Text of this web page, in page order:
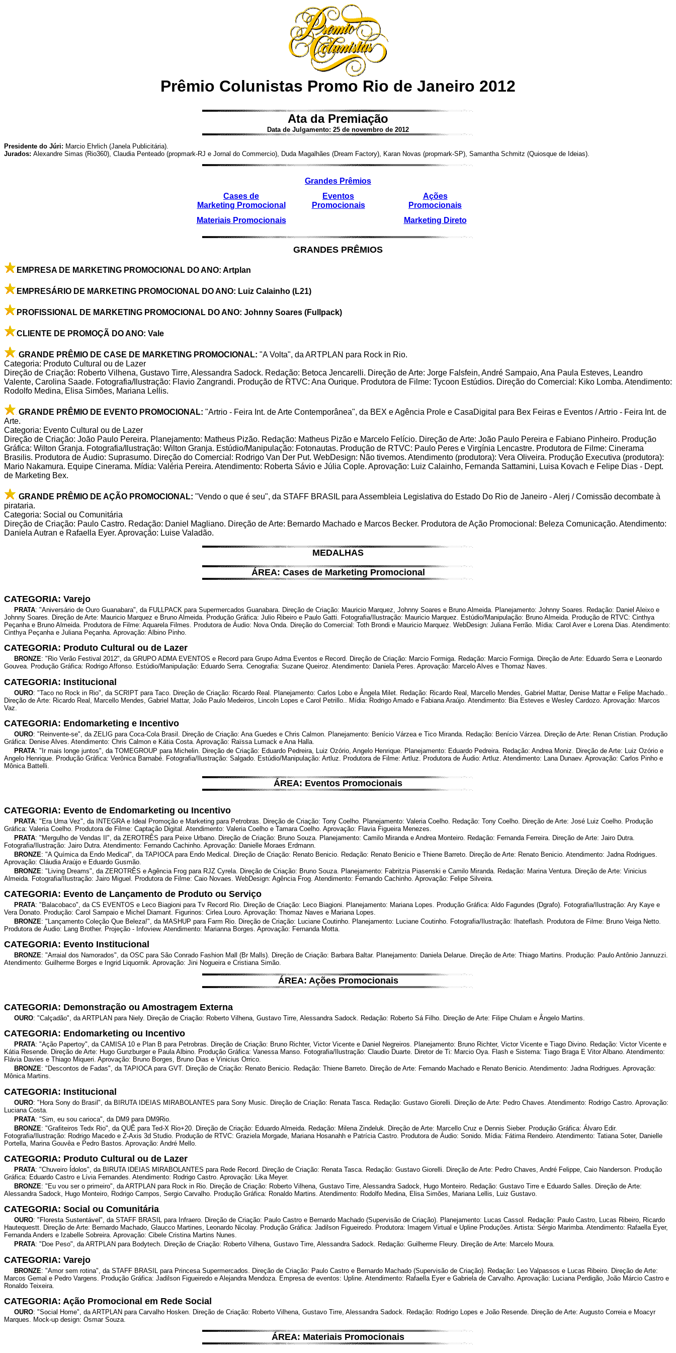
Prêmio Colunistas Promo Rio de Janeiro 2012
Ata da Premiação
Data de Julgamento: 25 de novembro de 2012
Presidente do Júri: Marcio Ehrlich (Janela Publicitária).
Jurados: Alexandre Simas (Rio360), Claudia Penteado (propmark-RJ e Jornal do Commercio), Duda Magalhães (Dream Factory), Karan Novas (propmark-SP), Samantha Schmitz (Quiosque de Ideias).
Grandes Prêmios
Cases de
Marketing Promocional
Eventos
Promocionais
Ações
Promocionais
Materiais Promocionais
Marketing Direto
GRANDES PRÊMIOS
EMPRESA DE MARKETING PROMOCIONAL DO ANO: Artplan
EMPRESÁRIO DE MARKETING PROMOCIONAL DO ANO: Luiz Calainho (L21)
PROFISSIONAL DE MARKETING PROMOCIONAL DO ANO: Johnny Soares (Fullpack)
CLIENTE DE PROMOÇÃ DO ANO: Vale
GRANDE PRÊMIO DE CASE DE MARKETING PROMOCIONAL: "A Volta", da ARTPLAN para Rock in Rio.
Categoria: Produto Cultural ou de Lazer
Direção de Criação: Roberto Vilhena, Gustavo Tirre, Alessandra Sadock. Redação: Betoca Jencarelli. Direção de Arte: Jorge Falsfein, André Sampaio, Ana Paula Esteves, Leandro
Valente, Carolina Saade. Fotografia/Ilustração: Flavio Zangrandi. Produção de RTVC: Ana Ourique. Produtora de Filme: Tycoon Estúdios. Direção do Comercial: Kiko Lomba. Atendimento:
Rodolfo Medina, Elisa Simões, Mariana Lellis.
GRANDE PRÊMIO DE EVENTO PROMOCIONAL: "Artrio - Feira Int. de Arte Contemporânea", da BEX e Agência Prole e CasaDigital para Bex Feiras e Eventos / Artrio - Feira Int. de
Arte.
Categoria: Evento Cultural ou de Lazer
Direção de Criação: João Paulo Pereira. Planejamento: Matheus Pizão. Redação: Matheus Pizão e Marcelo Felício. Direção de Arte: João Paulo Pereira e Fabiano Pinheiro. Produção
Gráfica: Wilton Granja. Fotografia/Ilustração: Wilton Granja. Estúdio/Manipulação: Fotonautas. Produção de RTVC: Paulo Peres e Virgínia Lencastre. Produtora de Filme: Cinerama
Brasilis. Produtora de Áudio: Suprasumo. Direção do Comercial: Rodrigo Van Der Put. WebDesign: Não tivemos. Atendimento (produtora): Vera Oliveira. Produção Executiva (produtora):
Mario Nakamura. Equipe Cinerama. Mídia: Valéria Pereira. Atendimento: Roberta Sávio e Júlia Cople. Aprovação: Luiz Calainho, Fernanda Sattamini, Luisa Kovach e Felipe Dias - Dept.
de Marketing Bex.
GRANDE PRÊMIO DE AÇÃO PROMOCIONAL: "Vendo o que é seu", da STAFF BRASIL para Assembleia Legislativa do Estado Do Rio de Janeiro - Alerj / Comissão decombate à
pirataria.
Categoria: Social ou Comunitária
Direção de Criação: Paulo Castro. Redação: Daniel Magliano. Direção de Arte: Bernardo Machado e Marcos Becker. Produtora de Ação Promocional: Beleza Comunicação. Atendimento:
Daniela Autran e Rafaella Eyer. Aprovação: Luise Valadão.
MEDALHAS
ÁREA: Cases de Marketing Promocional
CATEGORIA: Varejo
PRATA: "Aniversário de Ouro Guanabara", da FULLPACK para Supermercados Guanabara. Direção de Criação: Mauricio Marquez, Johnny Soares e Bruno Almeida. Planejamento: Johnny Soares. Redação: Daniel Aleixo e
Johnny Soares. Direção de Arte: Mauricio Marquez e Bruno Almeida. Produção Gráfica: Julio Ribeiro e Paulo Gatti. Fotografia/Ilustração: Mauricio Marquez. Estúdio/Manipulação: Bruno Almeida. Produção de RTVC: Cinthya
Peçanha e Bruno Almeida. Produtora de Filme: Aquarela Filmes. Produtora de Áudio: Nova Onda. Direção do Comercial: Toth Brondi e Mauricio Marquez. WebDesign: Juliana Ferrão. Mídia: Carol Aver e Lorena Dias. Atendimento:
Cinthya Peçanha e Juliana Peçanha. Aprovação: Albino Pinho.
CATEGORIA: Produto Cultural ou de Lazer
BRONZE: "Rio Verão Festival 2012", da GRUPO ADMA EVENTOS e Record para Grupo Adma Eventos e Record. Direção de Criação: Marcio Formiga. Redação: Marcio Formiga. Direção de Arte: Eduardo Serra e Leonardo
Gouvea. Produção Gráfica: Rodrigo Affonso. Estúdio/Manipulação: Eduardo Serra. Cenografia: Suzane Queiroz. Atendimento: Daniela Peres. Aprovação: Marcelo Alves e Thomaz Naves.
CATEGORIA: Institucional
OURO: "Taco no Rock in Rio", da SCRIPT para Taco. Direção de Criação: Ricardo Real. Planejamento: Carlos Lobo e Ângela Milet. Redação: Ricardo Real, Marcello Mendes, Gabriel Mattar, Denise Mattar e Felipe Machado..
Direção de Arte: Ricardo Real, Marcello Mendes, Gabriel Mattar, João Paulo Medeiros, Lincoln Lopes e Carol Petrillo.. Mídia: Rodrigo Amado e Fabiana Araújo. Atendimento: Bia Esteves e Wesley Cardozo. Aprovação: Marcos
Vaz.
CATEGORIA: Endomarketing e Incentivo
OURO: "Reinvente-se", da ZELIG para Coca-Cola Brasil. Direção de Criação: Ana Guedes e Chris Calmon. Planejamento: Benício Várzea e Tico Miranda. Redação: Benício Várzea. Direção de Arte: Renan Cristian. Produção
Gráfica: Denise Alves. Atendimento: Chris Calmon e Kátia Costa. Aprovação: Raïssa Lumack e Ana Halla.
PRATA: "Ir mais longe juntos", da TOMEGROUP para Michelin. Direção de Criação: Eduardo Pedreira, Luiz Ozório, Angelo Henrique. Planejamento: Eduardo Pedreira. Redação: Andrea Moniz. Direção de Arte: Luiz Ozório e
Angelo Henrique. Produção Gráfica: Verônica Barnabé. Fotografia/Ilustração: Salgado. Estúdio/Manipulação: Artluz. Produtora de Filme: Artluz. Produtora de Áudio: Artluz. Atendimento: Lana Dunaev. Aprovação: Carlos Pinho e
Mônica Battelli.
ÁREA: Eventos Promocionais
CATEGORIA: Evento de Endomarketing ou Incentivo
PRATA: "Era Uma Vez", da INTEGRA e Ideal Promoção e Marketing para Petrobras. Direção de Criação: Tony Coelho. Planejamento: Valeria Coelho. Redação: Tony Coelho. Direção de Arte: José Luiz Coelho. Produção
Gráfica: Valeria Coelho. Produtora de Filme: Captação Digital. Atendimento: Valeria Coelho e Tamara Coelho. Aprovação: Flavia Figueira Menezes.
PRATA: "Mergulho de Vendas II", da ZEROTRÊS para Peixe Urbano. Direção de Criação: Bruno Souza. Planejamento: Camilo Miranda e Andrea Monteiro. Redação: Fernanda Ferreira. Direção de Arte: Jairo Dutra.
Fotografia/Ilustração: Jairo Dutra. Atendimento: Fernando Cachinho. Aprovação: Danielle Moraes Erdmann.
BRONZE: "A Química da Endo Medical", da TAPIOCA para Endo Medical. Direção de Criação: Renato Benicio. Redação: Renato Benicio e Thiene Barreto. Direção de Arte: Renato Benicio. Atendimento: Jadna Rodrigues.
Aprovação: Cláudia Araújo e Eduardo Gusmão.
BRONZE: "Living Dreams", da ZEROTRÊS e Agência Frog para RJZ Cyrela. Direção de Criação: Bruno Souza. Planejamento: Fabritzia Piasenski e Camilo Miranda. Redação: Marina Ventura. Direção de Arte: Vinicius
Almeida. Fotografia/Ilustração: Jairo Miguel. Produtora de Filme: Caio Novaes. WebDesign: Agência Frog. Atendimento: Fernando Cachinho. Aprovação: Felipe Silveira.
CATEGORIA: Evento de Lançamento de Produto ou Serviço
PRATA: "Balacobaco", da CS EVENTOS e Leco Biagioni para Tv Record Rio. Direção de Criação: Leco Biagioni. Planejamento: Mariana Lopes. Produção Gráfica: Aldo Fagundes (Dgrafo). Fotografia/Ilustração: Ary Kaye e
Vera Donato. Produção: Carol Sampaio e Michel Diamant. Figurinos: Cirlea Louro. Aprovação: Thomaz Naves e Mariana Lopes.
BRONZE: "Lançamento Coleção Que Beleza!", da MASHUP para Farm Rio. Direção de Criação: Luciane Coutinho. Planejamento: Luciane Coutinho. Fotografia/Ilustração: Ihateflash. Produtora de Filme: Bruno Veiga Netto.
Produtora de Áudio: Lang Brother. Projeção - Infoview. Atendimento: Marianna Borges. Aprovação: Fernanda Motta.
CATEGORIA: Evento Institucional
BRONZE: "Arraial dos Namorados", da OSC para São Conrado Fashion Mall (Br Malls). Direção de Criação: Barbara Baltar. Planejamento: Daniela Delarue. Direção de Arte: Thiago Martins. Produção: Paulo Antônio Jannuzzi.
Atendimento: Guilherme Borges e Ingrid Liquornik. Aprovação: Jini Nogueira e Cristiana Simão.
ÁREA: Ações Promocionais
CATEGORIA: Demonstração ou Amostragem Externa
OURO: "Calçadão", da ARTPLAN para Niely. Direção de Criação: Roberto Vilhena, Gustavo Tirre, Alessandra Sadock. Redação: Roberto Sá Filho. Direção de Arte: Filipe Chulam e Ângelo Martins.
CATEGORIA: Endomarketing ou Incentivo
PRATA: "Ação Papertoy", da CAMISA 10 e Plan B para Petrobras. Direção de Criação: Bruno Richter, Victor Vicente e Daniel Negreiros. Planejamento: Bruno Richter, Victor Vicente e Tiago Divino. Redação: Victor Vicente e
Kátia Resende. Direção de Arte: Hugo Gunzburger e Paula Albino. Produção Gráfica: Vanessa Manso. Fotografia/Ilustração: Claudio Duarte. Diretor de Ti: Marcio Oya. Flash e Sistema: Tiago Braga E Vitor Albano. Atendimento:
Flávia Davies e Thiago Miqueri. Aprovação: Bruno Borges, Bruno Dias e Vinicius Orrico.
BRONZE: "Descontos de Fadas", da TAPIOCA para GVT. Direção de Criação: Renato Benicio. Redação: Thiene Barreto. Direção de Arte: Fernando Machado e Renato Benicio. Atendimento: Jadna Rodrigues. Aprovação:
Mônica Martins.
CATEGORIA: Institucional
OURO: "Hora Sony do Brasil", da BIRUTA IDEIAS MIRABOLANTES para Sony Music. Direção de Criação: Renata Tasca. Redação: Gustavo Giorelli. Direção de Arte: Pedro Chaves. Atendimento: Rodrigo Castro. Aprovação:
Luciana Costa.
PRATA: "Sim, eu sou carioca", da DM9 para DM9Rio.
BRONZE: "Grafiteiros Tedx Rio", da QUÊ para Ted-X Rio+20. Direção de Criação: Eduardo Almeida. Redação: Milena Zindeluk. Direção de Arte: Marcello Cruz e Dennis Sieber. Produção Gráfica: Álvaro Edir.
Fotografia/Ilustração: Rodrigo Macedo e Z-Axis 3d Studio. Produção de RTVC: Graziela Morgade, Mariana Hosanahh e Patrícia Castro. Produtora de Áudio: Sonido. Mídia: Fátima Rendeiro. Atendimento: Tatiana Soter, Danielle
Portella, Marina Gouvêa e Pedro Bastos. Aprovação: André Mello.
CATEGORIA: Produto Cultural ou de Lazer
PRATA: "Chuveiro Ídolos", da BIRUTA IDEIAS MIRABOLANTES para Rede Record. Direção de Criação: Renata Tasca. Redação: Gustavo Giorelli. Direção de Arte: Pedro Chaves, André Felippe, Caio Nanderson. Produção
Gráfica: Eduardo Castro e Lívia Fernandes. Atendimento: Rodrigo Castro. Aprovação: Lika Meyer.
BRONZE: "Eu vou ser o primeiro", da ARTPLAN para Rock in Rio. Direção de Criação: Roberto Vilhena, Gustavo Tirre, Alessandra Sadock, Hugo Monteiro. Redação: Gustavo Tirre e Eduardo Salles. Direção de Arte:
Alessandra Sadock, Hugo Monteiro, Rodrigo Campos, Sergio Carvalho. Produção Gráfica: Ronaldo Martins. Atendimento: Rodolfo Medina, Elisa Simões, Mariana Lellis, Luiz Gustavo.
CATEGORIA: Social ou Comunitária
OURO: "Floresta Sustentável", da STAFF BRASIL para Infraero. Direção de Criação: Paulo Castro e Bernardo Machado (Supervisão de Criação). Planejamento: Lucas Cassol. Redação: Paulo Castro, Lucas Ribeiro, Ricardo
Hautequestt. Direção de Arte: Bernardo Machado, Glaucco Martines, Leonardo Nicolay. Produção Gráfica: Jadilson Figueiredo. Produtora: Imagem Virtual e Upline Produções. Artista: Sérgio Marimba. Atendimento: Rafaella Eyer,
Fernanda Anders e Izabelle Sobreira. Aprovação: Cibele Cristina Martins Nunes.
PRATA: "Doe Peso", da ARTPLAN para Bodytech. Direção de Criação: Roberto Vilhena, Gustavo Tirre, Alessandra Sadock. Redação: Guilherme Fleury. Direção de Arte: Marcelo Moura.
CATEGORIA: Varejo
BRONZE: "Amor sem rotina", da STAFF BRASIL para Princesa Supermercados. Direção de Criação: Paulo Castro e Bernardo Machado (Supervisão de Criação). Redação: Leo Valpassos e Lucas Ribeiro. Direção de Arte:
Marcos Gemal e Pedro Vargens. Produção Gráfica: Jadilson Figueiredo e Alejandra Mendoza. Empresa de eventos: Upline. Atendimento: Rafaella Eyer e Gabriela de Carvalho. Aprovação: Luciana Perdigão, João Márcio Castro e
Ronaldo Teixeira.
CATEGORIA: Ação Promocional em Rede Social
OURO: "Social Home", da ARTPLAN para Carvalho Hosken. Direção de Criação: Roberto Vilhena, Gustavo Tirre, Alessandra Sadock. Redação: Rodrigo Lopes e João Resende. Direção de Arte: Augusto Correia e Moacyr
Marques. Mock-up design: Osmar Souza.
ÁREA: Materiais Promocionais